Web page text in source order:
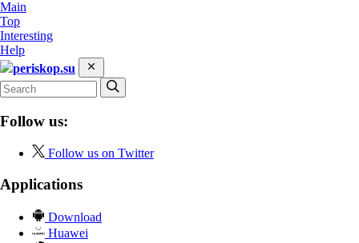
Main
Top
Interesting
Help
periskop.su
Follow us:
Follow us on Twitter
Applications
Download
Huawei